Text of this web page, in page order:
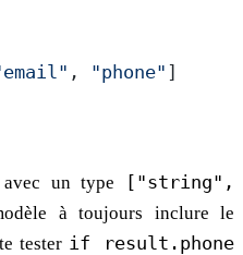
, "phone" ]
avec un type
["string",
à toujours inclure le
tester if result.phone